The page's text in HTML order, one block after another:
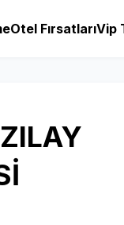
Otel FırsatlarıVip